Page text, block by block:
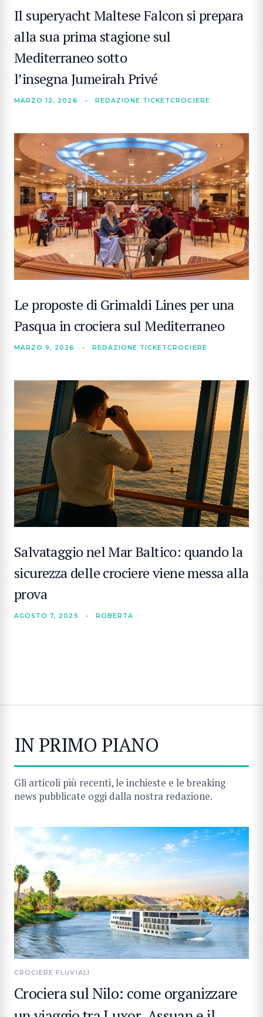
Il superyacht Maltese Falcon si prepara
alla sua prima stagione sul
Mediterraneo sotto
l’insegna Jumeirah Privé
MARZO 12, 2026 • REDAZIONE TICKETCROCIERE
Le proposte di Grimaldi Lines per una
Pasqua in crociera sul Mediterraneo
MARZO 9, 2026 • REDAZIONE TICKETCROCIERE
Salvataggio nel Mar Baltico: quando la
sicurezza delle crociere viene messa alla
prova
AGOSTO 7, 2025 • ROBERTA
IN PRIMO PIANO
Gli articoli più recenti, le inchieste e le breaking
news pubblicate oggi dalla nostra redazione.
CROCIERE FLUVIALI
Crociera sul Nilo: come organizzare